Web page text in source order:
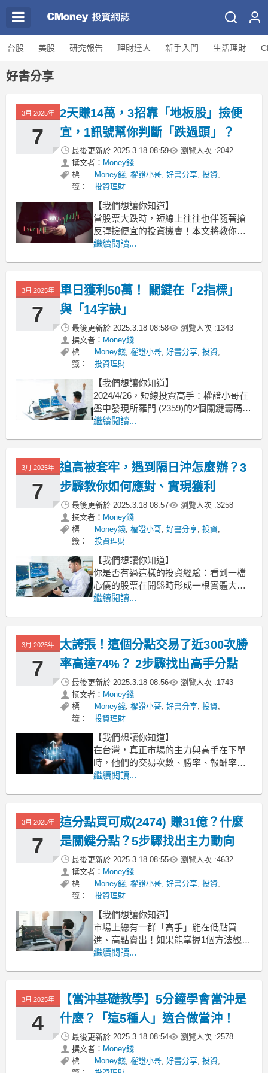
台股 美股 研究報告 理財達人 新手入門 生活理財
好書分享
3月 2025年
7
2天賺14萬，3招靠「地板股」撿便
宜，1訊號幫你判斷「跌過頭」？
最後更新於 2025.3.18 08:59 瀏覽人次 :2042
撰文者： Money錢
標
籤：
Money錢,權證小哥,好書分享,投資,
投資理財
【我們想讓你知道】
當股票大跌時，短線上往往也伴隨著搶
反彈撿便宜的投資機會！本文將教你如
何利用1個指標、3個步驟找出跌深、容
利14萬的實戰案例，幫助你學會這套短
線交易的抄底策略，幫自己加薪！
抄底訊號：找出
繼續閱讀...
3月 2025年
7
單日獲利50萬！ 關鍵在「2指標」
與「14字訣」
最後更新於 2025.3.18 08:58 瀏覽人次 :1343
撰文者： Money錢
標
籤：
Money錢,權證小哥,好書分享,投資,
投資理財
【我們想讓你知道】
2024/4/26，短線投資高手：權證小哥在
盤中發現所羅門 (2359)的2個關鍵籌碼指
標：連次與連量雙雙亮起紅燈後熄滅，
的？什麼是「連次」與「連量」？這篇
文將教你抓住買盤與賣盤的竭盡點，找
到完美進場時機
繼續閱讀...
3月 2025年
7
追高被套牢，遇到隔日沖怎麼辦？3
步驟教你如何應對、實現獲利
最後更新於 2025.3.18 08:57 瀏覽人次 :3258
撰文者： Money錢
標
籤：
Money錢,權證小哥,好書分享,投資,
投資理財
【我們想讓你知道】
你是否有過這樣的投資經驗：看到一檔
心儀的股票在開盤時形成一根實體大紅K
棒，興奮的你直接追買，沒想到沒過多
上影線的大黑K棒，讓套在高點的你不知
所措：賣嗎？還是不賣？
別懷疑，你高機率跨進隔日沖主力的陷
繼續閱讀...
3月 2025年
7
太誇張！這個分點交易了近300次勝
率高達74%？ 2步驟找出高手分點
最後更新於 2025.3.18 08:56 瀏覽人次 :1743
撰文者： Money錢
標
籤：
Money錢,權證小哥,好書分享,投資,
投資理財
【我們想讓你知道】
在台灣，真正市場的主力與高手在下單
時，他們的交易次數、勝率、報酬率竟
然都可以搜尋到？根本是給一般投資人
教學如何用2步驟找出適合你參考的高手
分點，助你提高投資勝率，跟上主力的
順風車賺錢！
高手
繼續閱讀...
3月 2025年
7
這分點買可成(2474) 賺31億？什麼
是關鍵分點？5步驟找出主力動向
最後更新於 2025.3.18 08:55 瀏覽人次 :4632
撰文者： Money錢
標
籤：
Money錢,權證小哥,好書分享,投資,
投資理財
【我們想讓你知道】
市場上總有一群「高手」能在低點買
進、高點賣出！如果能掌握1個方法觀察
這群高手的進出場紀錄，不就能夠搭上
看穿市場大佬的籌碼分布，提升你的投
資勝率，實現獲利！
關鍵分點意思
「分點」是指券商
繼續閱讀...
3月 2025年
4
【當沖基礎教學】5分鐘學會當沖是
什麼？「這5種人」適合做當沖！
最後更新於 2025.3.18 08:54 瀏覽人次 :2578
撰文者： Money錢
標
Money錢,權證小哥,好書分享,投資,